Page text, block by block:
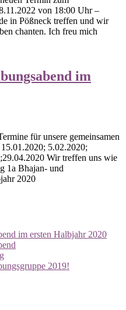
von 18:00 Uhr –
in Pößneck treffen und wir
chanten. Ich freu mich
im
für unsere gemeinsamen
5.02.2020;
Wir treffen uns wie
1a Bhajan- und
2020
im ersten Halbjahr 2020
2019!